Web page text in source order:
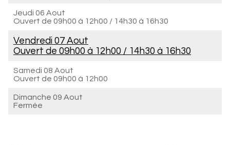
Jeudi 06 Aout
Ouvert de 09h00 à 12h00 / 14h30 à 16h30
Vendredi 07 Aout
Ouvert de 09h00 à 12h00 / 14h30 à 16h30
Samedi 08 Aout
Ouvert de 09h00 à 12h00
Dimanche 09 Aout
Fermée